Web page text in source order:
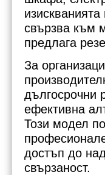
свързва към
предлага
За
дългосрочни
ефективна
Този модел
достъп до
свързаност.